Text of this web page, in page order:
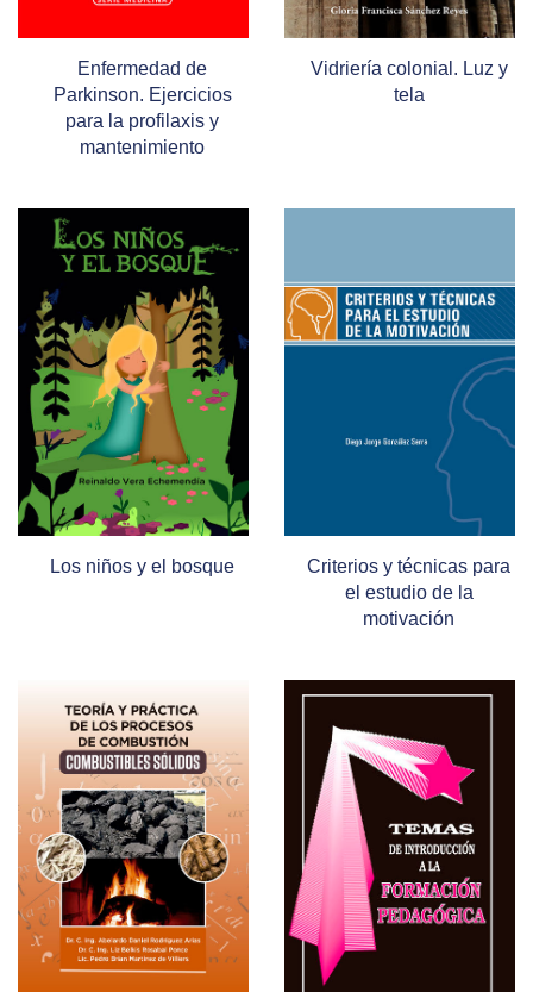
Enfermedad de
Parkinson. Ejercicios
para la profilaxis y
mantenimiento
Vidriería colonial. Luz y
tela
Los niños y el bosque
Criterios y técnicas para
el estudio de la
motivación